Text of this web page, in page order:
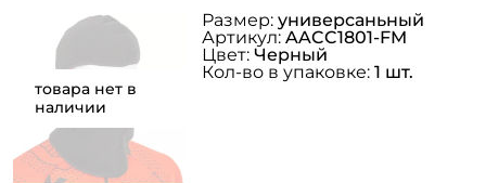
товара нет в
наличии
Размер: универсаньный
Артикул: AACC1801-FM
Цвет: Черный
Кол-во в упаковке: 1 шт.
У меня уже есть аккаунт